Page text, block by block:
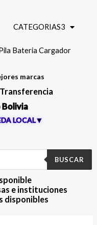
CATEGORIAS3
Bateria Cargador
marcas
Bolivia
LOCAL▼
BUSCAR
e instituciones
disponibles